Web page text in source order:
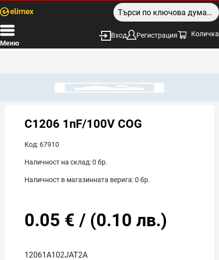
Меню
Вход Регистрация Количка
C1206 1nF/100V COG
Код: 67910
Наличност на склад:0 бр.
Наличност в магазинната верига:0 бр.
0.05 € / (0.10 лв.)
12061A102JAT2A